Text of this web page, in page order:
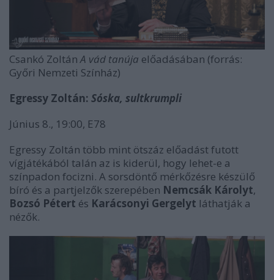
Csankó ZoltánA vád tanúja előadásában (forrás:
Győri Nemzeti Színház)
Egressy Zoltán: Sóska, sultkrumpli
Június 8., 19:00, E78
Egressy Zoltán több mint ötszáz előadást futott
vígjátékából talán az is kiderül, hogy lehet-e a
színpadon focizni. A sorsdöntő mérkőzésre készülő
bíró és a partjelzők szerepében Nemcsák Károlyt,
Bozsó Pétert és Karácsonyi Gergelyt láthatják a
nézők.